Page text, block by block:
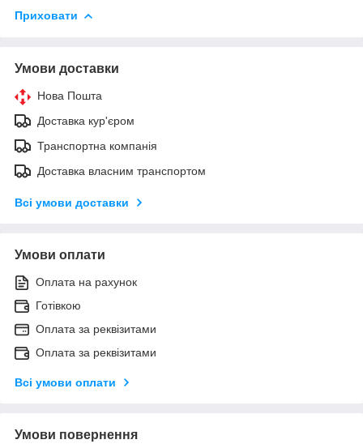
Приховати
Умови доставки
Нова Пошта
Доставка кур'єром
Транспортна компанія
Доставка власним транспортом
Всі умови доставки
Умови оплати
Оплата на рахунок
Готівкою
Оплата за реквізитами
Оплата за реквізитами
Всі умови оплати
Умови повернення